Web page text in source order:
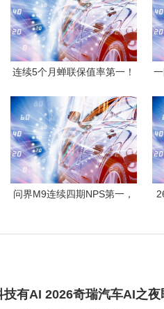
连续5个月蝉联保值率第一！
问界M9连续四期NPS第一，
技有AI 2026奇瑞汽车AI之夜